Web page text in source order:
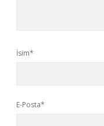
İsim*
E-Posta*